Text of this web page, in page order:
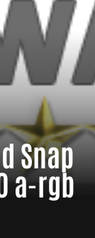
Snap
a-rgb